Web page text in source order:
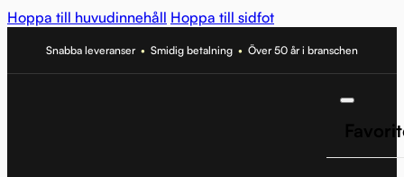
Hoppa till huvudinnehåll Hoppa till sidfot
Snabba leveranser • Smidig betalning • Över 50 år i branschen